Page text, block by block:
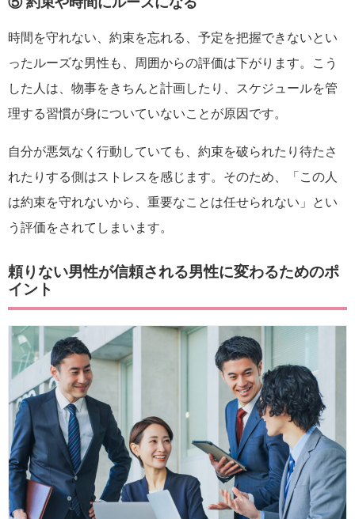
時間を守れない、約束を忘れる、予定を把握できないとい
ったルーズな男性も、周囲からの評価は下がります。こう
した人は、物事をきちんと計画したり、スケジュールを管
理する習慣が身についていないことが原因です。
自分が悪気なく行動していても、約束を破られたり待たさ
れたりする側はストレスを感じます。そのため、「この人
は約束を守れないから、重要なことは任せられない」とい
う評価をされてしまいます。
頼りない男性が信頼される男性に変わるためのポ
イント